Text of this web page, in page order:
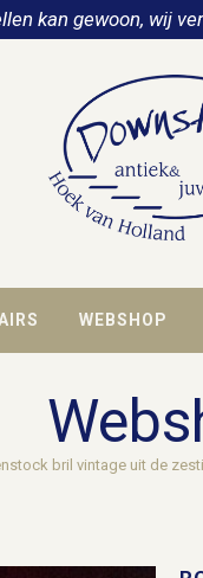
kan gewoon, wij
WEBSHOP
bril vintage uit de